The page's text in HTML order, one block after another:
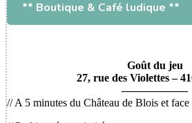
** Boutique & Café ludique **
Goût du jeu
27, rue des Violettes –
——————
// A 5 minutes du Château de Blois et